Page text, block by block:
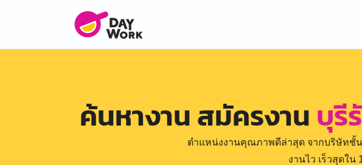
ค้นหางาน สมัครงาน บุรี
ตำแหน่งงานคุณภาพดีล่าสุด จากบริษัทชั้
งานไว เร็วสุดใ